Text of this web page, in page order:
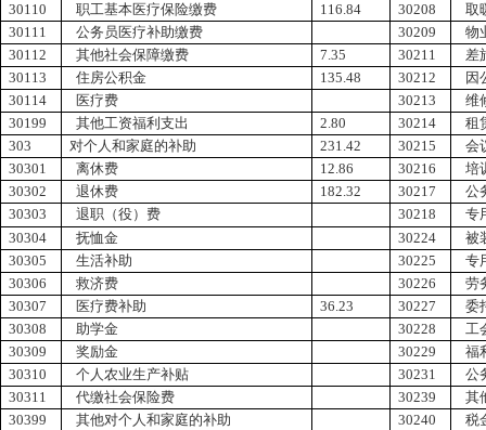
30110
职工基本医疗保险缴费 116.84 30208
取
30111
公务员医疗补助缴费 30209
物
30112
其他社会保障缴费 7.35 30211
差
30113
住房公积金 135.48 30212
因
30114
医疗费 30213
维
30199
其他工资福利支出 2.80 30214
租
303
对个人和家庭的补助 231.42 30215
会
30301
离休费 12.86 30216
培
30302
退休费 182.32 30217
公
30303
退职（役）费 30218
专
30304
抚恤金 30224
被
30305
生活补助 30225
专
30306
救济费 30226
劳
30307
医疗费补助 36.23 30227
委
30308
助学金 30228
工
30309
奖励金 30229
福
30310
个人农业生产补贴 30231
公
30311
代缴社会保险费 30239
其
30399
其他对个人和家庭的补助 30240
税